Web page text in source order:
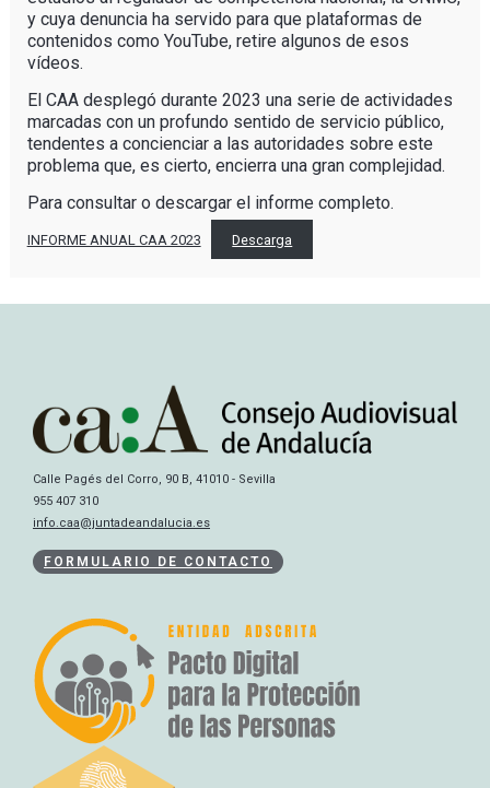
y cuya denuncia ha servido para que plataformas de
contenidos como YouTube, retire algunos de esos
vídeos.
El CAA desplegó durante 2023 una serie de actividades
marcadas con un profundo sentido de servicio público,
tendentes a concienciar a las autoridades sobre este
problema que, es cierto, encierra una gran complejidad.
Para consultar o descargar el informe completo.
INFORME ANUAL CAA 2023 Descarga
Calle Pagés del Corro, 90 B, 41010 - Sevilla
955 407 310
info.caa@juntadeandalucia.es
FORMULARIO DE CONTACTO